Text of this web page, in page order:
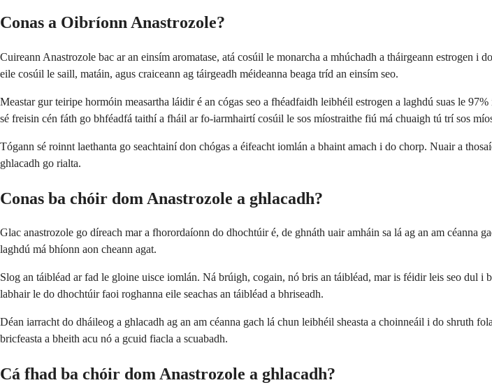
Conas a Oibríonn Anastrozole?
Cuireann Anastrozole bac ar an einsím aromatase, atá cosúil le monarcha a mhúchadh a tháirgeann estrogen
eile cosúil le saill, matáin, agus craiceann ag táirgeadh méideanna beaga tríd an einsím seo.
Meastar gur teiripe hormóin measartha láidir é an cógas seo a fhéadfaidh leibhéil estrogen a laghdú suas le
sé freisin cén fáth go bhféadfá taithí a fháil ar fo-iarmhairtí cosúil le sos míostraithe fiú má chuaigh tú trí sos
Tógann sé roinnt laethanta go seachtainí don chógas a éifeacht iomlán a bhaint amach i do chorp. Nuair a
ghlacadh go rialta.
Conas ba chóir dom Anastrozole a ghlacadh?
Glac anastrozole go díreach mar a fhorordaíonn do dhochtúir é, de ghnáth uair amháin sa lá ag an am céanna
laghdú má bhíonn aon cheann agat.
Slog an táibléad ar fad le gloine uisce iomlán. Ná brúigh, cogain, nó bris an táibléad, mar is féidir leis seo dul
labhair le do dhochtúir faoi roghanna eile seachas an táibléad a bhriseadh.
Déan iarracht do dháileog a ghlacadh ag an am céanna gach lá chun leibhéil sheasta a choinneáil i do shruth
bricfeasta a bheith acu nó a gcuid fiacla a scuabadh.
Cá fhad ba chóir dom Anastrozole a ghlacadh?